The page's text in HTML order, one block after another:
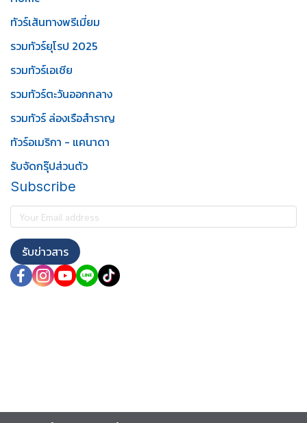
ทัวร์เส้นทางพรีเมี่ยม
รวมทัวร์ยุโรป 2025
รวมทัวร์เอเชีย
รวมทัวร์ตะวันออกกลาง
รวมทัวร์ ล่องเรือสำราญ
ทัวร์อเมริกา - แคนาดา
รับจัดกรุ๊ปส่วนตัว
Subscribe
รับข่าวสาร